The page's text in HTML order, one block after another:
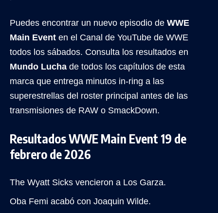
Puedes encontrar un nuevo episodio de WWE
Main Event en el Canal de YouTube de WWE
todos los sábados. Consulta los resultados en
Mundo Lucha de todos los capítulos de esta
marca que entrega minutos in-ring a las
superestrellas del roster principal antes de las
transmisiones de RAW o SmackDown.
Resultados WWE Main Event 19 de
febrero de 2026
The Wyatt Sicks vencieron a Los Garza.
Oba Femi acabó con Joaquin Wilde.